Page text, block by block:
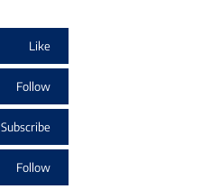
Like
Follow
Subscribe
Follow